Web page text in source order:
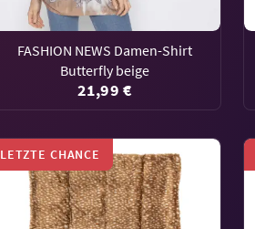
FASHION NEWS Damen-Shirt
Butterfly beige
21,99 €
LETZTE CHANCE